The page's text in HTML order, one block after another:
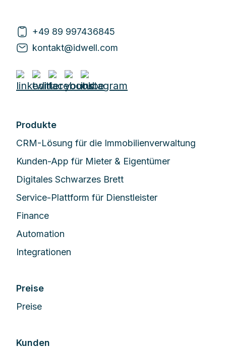
+49 89 997436845
kontakt@idwell.com
Produkte
CRM-Lösung für die Immobilienverwaltung
Kunden-App für Mieter & Eigentümer
Digitales Schwarzes Brett
Service-Plattform für Dienstleister
Finance
Automation
Integrationen
Preise
Preise
Kunden